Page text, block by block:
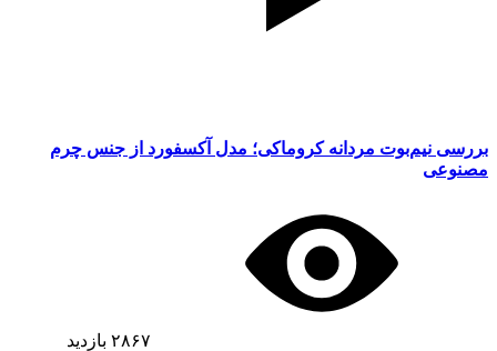
بررسی نیم‌بوت مردانه کروماکی؛ مدل آکسفورد از جنس چرم
مصنوعی
۲۸۶۷ بازدید